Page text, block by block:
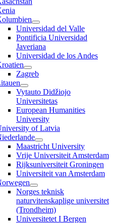
Universidad del Valle
Pontificia Universidad
Javeriana
Universidad de los Andes
Zagreb
Vytauto Didžiojo
Universitetas
European Humanities
University
of Latvia
Maastricht University
Vrije Universiteit Amsterdam
Rijksuniversiteit Groningen
Universiteit van Amsterdam
Norges teknisk
naturvitenskaplige universitet
(Trondheim)
Universitetet I Bergen